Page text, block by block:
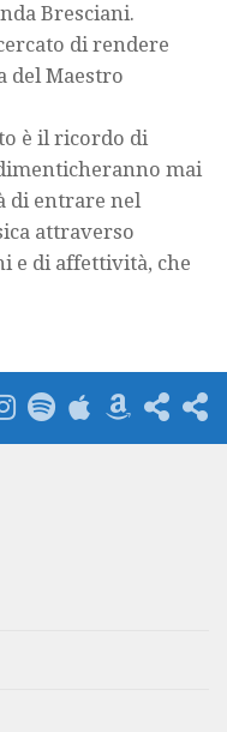
Bresciani.
di rendere
del Maestro
è il ricordo di
mai
di entrare nel
attraverso
e di affettività, che